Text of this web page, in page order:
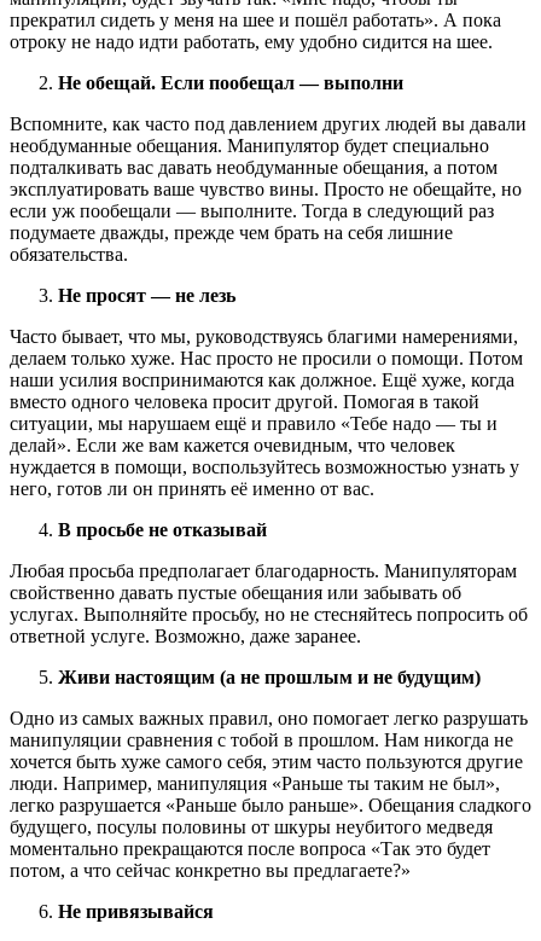
прекратил сидеть у меня на шее и пошёл работать». А пока
отроку не надо идти работать, ему удобно сидится на шее.
Не обещай. Если пообещал — выполни
Вспомните, как часто под давлением других людей вы давали
необдуманные обещания. Манипулятор будет специально
подталкивать вас давать необдуманные обещания, а потом
эксплуатировать ваше чувство вины. Просто не обещайте, но
если уж пообещали — выполните. Тогда в следующий раз
подумаете дважды, прежде чем брать на себя лишние
обязательства.
Не просят — не лезь
Часто бывает, что мы, руководствуясь благими намерениями,
делаем только хуже. Нас просто не просили о помощи. Потом
наши усилия воспринимаются как должное. Ещё хуже, когда
вместо одного человека просит другой. Помогая в такой
ситуации, мы нарушаем ещё и правило «Тебе надо — ты и
делай». Если же вам кажется очевидным, что человек
нуждается в помощи, воспользуйтесь возможностью узнать у
него, готов ли он принять её именно от вас.
В просьбе не отказывай
Любая просьба предполагает благодарность. Манипуляторам
свойственно давать пустые обещания или забывать об
услугах. Выполняйте просьбу, но не стесняйтесь попросить об
ответной услуге. Возможно, даже заранее.
Живи настоящим (а не прошлым и не будущим)
Одно из самых важных правил, оно помогает легко разрушать
манипуляции сравнения с тобой в прошлом. Нам никогда не
хочется быть хуже самого себя, этим часто пользуются другие
люди. Например, манипуляция «Раньше ты таким не был»,
легко разрушается «Раньше было раньше». Обещания сладкого
будущего, посулы половины от шкуры неубитого медведя
моментально прекращаются после вопроса «Так это будет
потом, а что сейчас конкретно вы предлагаете?»
Не привязывайся